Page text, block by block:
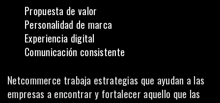
Propuesta de valor
Personalidad de marca
Experiencia digital
Comunicación consistente
Netcommerce trabaja estrategias que ayudan a las
empresas a encontrar y fortalecer aquello que las